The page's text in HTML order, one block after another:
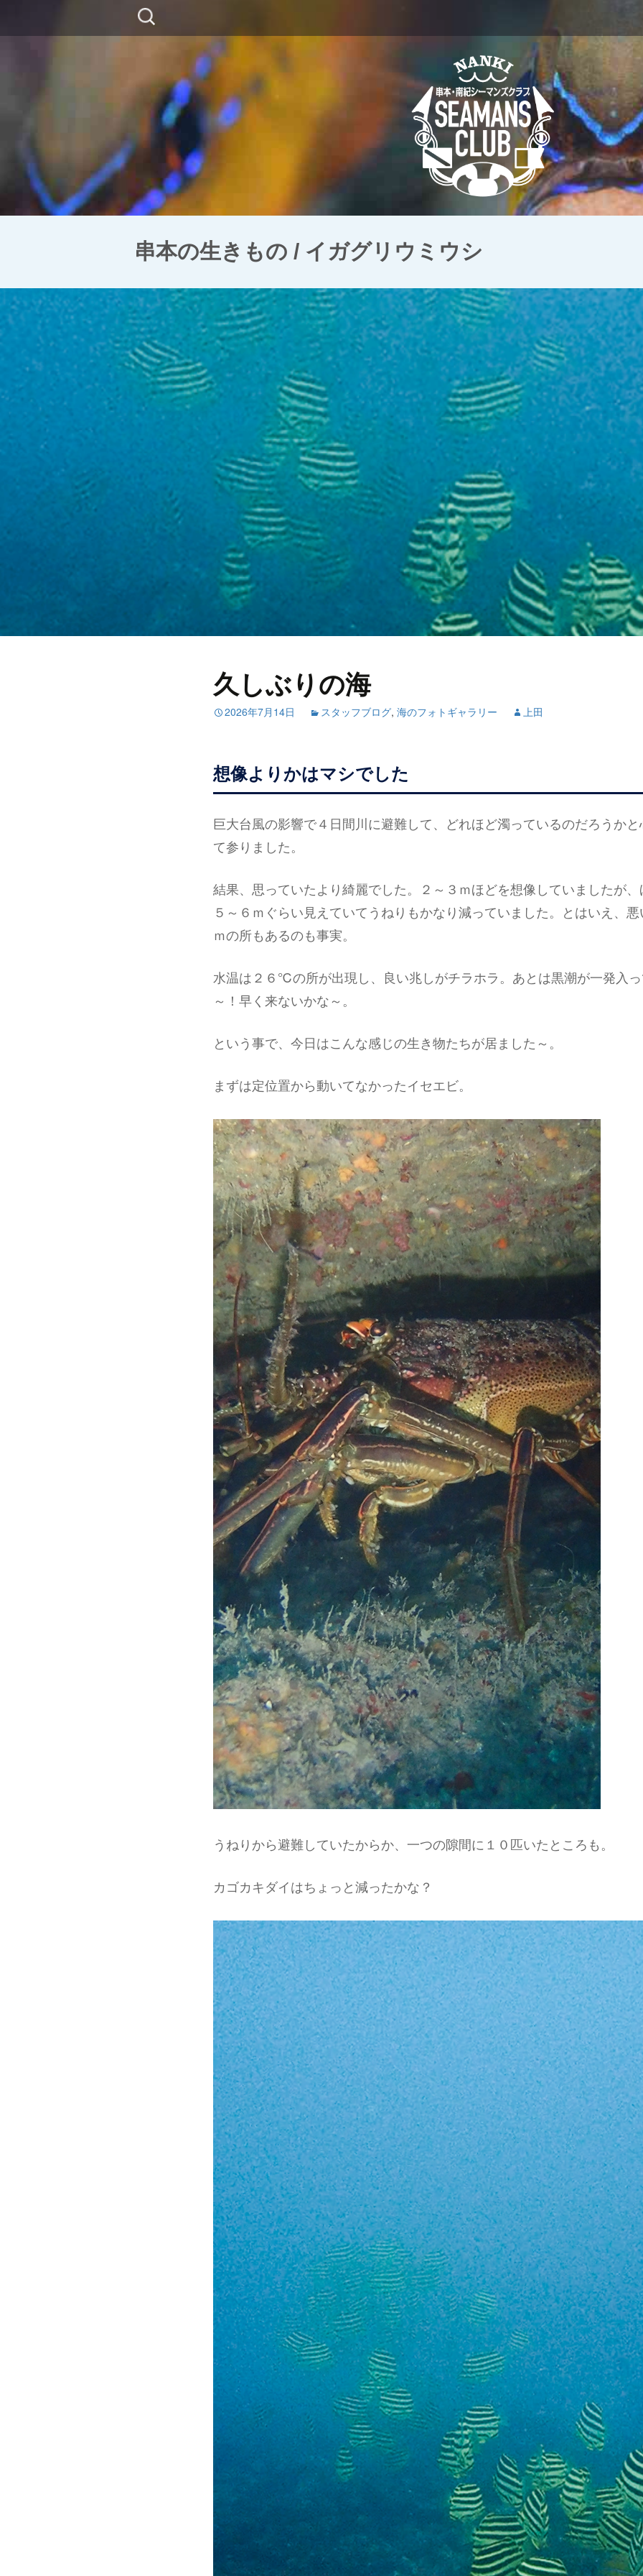
検
索:
コ
ン
テ
串本の生きもの / イガグリウミウシ
久しぶりの海
2026年7月14日 スタッフブログ, 海のフォトギャラリー 上田
想像よりかはマシでした
巨大台風の影響で４日間川に避難して、どれほど濁っているのだろうか
て参りました。
結果、思っていたより綺麗でした。２～３ｍほどを想像していましたが
５～６ｍぐらい見えていてうねりもかなり減っていました。とはいえ、
ｍの所もあるのも事実。
水温は２６℃の所が出現し、良い兆しがチラホラ。あとは黒潮が一発入
～！早く来ないかな～。
という事で、今日はこんな感じの生き物たちが居ました～。
まずは定位置から動いてなかったイセエビ。
うねりから避難していたからか、一つの隙間に１０匹いたところも。
カゴカキダイはちょっと減ったかな？